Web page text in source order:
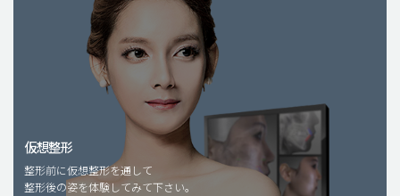
脂肪注入(アンチエイジング)
豊胸手術・バストアップ
仮想整形
整形前に仮想整形を通して
整形後の姿を体験してみて下さい。